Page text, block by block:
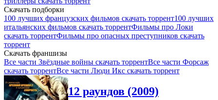
Скачать подборки
100 лучших французских фильмов скачать торрент100 лучших
итальянских фильмов скачать торрентФильмы про Локи
скачать торрентФильмы про опасных преступников скачать
торрент
Скачать франшизы
Все части Звёздные войны скачать торрентВсе части Форсаж
скачать торрентВсе части Люди Икс скачать торрент
12 раундов (2009)